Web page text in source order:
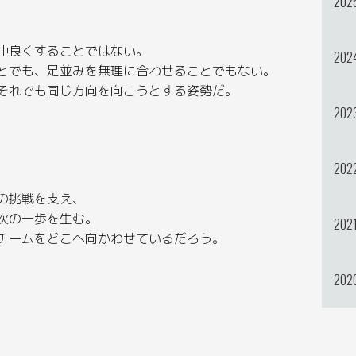
くすることではない。
も、足並みを無理に合わせることでもない。
でも同じ方向を向こうとする姿勢だ。
戦を支え、
一歩を生む。
ムをどこへ向かわせているだろう。
2021